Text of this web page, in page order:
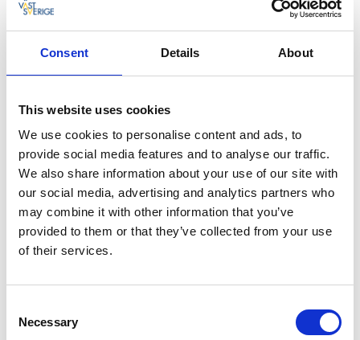
Consent Details About
This website uses cookies
We use cookies to personalise content and ads, to
provide social media features and to analyse our traffic.
We also share information about your use of our site with
our social media, advertising and analytics partners who
may combine it with other information that you’ve
provided to them or that they’ve collected from your use
of their services.
Selection
Necessary
Modern arkitektur i naturnära miljö
till Kållandsö, strax norr om staden. Här bjuds du på
ytterligare ett kapitel i Sveriges designhistoria.
Arkitektfirman White har tagit inspiration från
Vänerskärgårdens skira vass och råa drivved och
skapat det vackra Victoriahuset, som med sin brokigt
ribbliknande träfasad gör att huset nästintill
försvinner in i den omgivande naturen. Det är ett
slående exempel på hur svensk arkitektur hämtar
H.K.H. Kronprinsessan Victoria – som fick huset i